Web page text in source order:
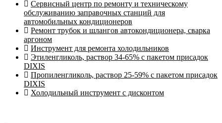
Сервисный центр по ремонту и техническому
обслуживанию заправочных станций для
автомобильных кондиционеров
Ремонт трубок и шлангов автокондиционера, сварка
аргоном
Инструмент для ремонта холодильников
Этиленгликоль, раствор 34-65% с пакетом присадок
DIXIS
Пропиленгликоль, раствор 25-59% с пакетом присадок
DIXIS
Холодильный инструмент с дисконтом